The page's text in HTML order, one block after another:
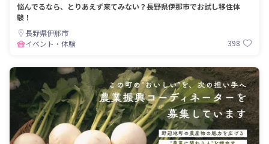
悩んでるなら、とりあえず来てみない？長野県伊那市でお試し移住体
験！
長野県伊那市
イベント・体験
398